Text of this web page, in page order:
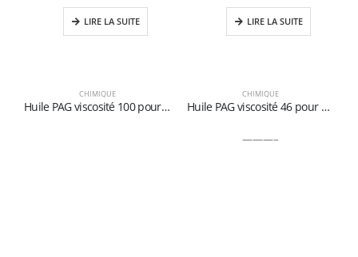
CHIMIQUE
Huile PAG viscosité 100 pour R1234yf
LIRE LA SUITE
CHIMIQUE
Huile PAG viscosité 46 pour R1234yf
———–
LIRE LA SUITE